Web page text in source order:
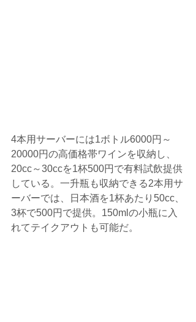
4本用サーバーには1ボトル6000円～
20000円の高価格帯ワインを収納し、
20cc～30ccを1杯500円で有料試飲提供
している。一升瓶も収納できる2本用サ
ーバーでは、日本酒を1杯あたり50cc、
3杯で500円で提供。150mlの小瓶に入
れてテイクアウトも可能だ。